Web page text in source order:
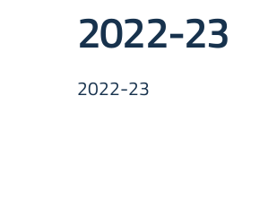
2022-23
2022-23